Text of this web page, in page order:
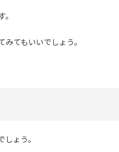
てもいいでしょう。
ょう。